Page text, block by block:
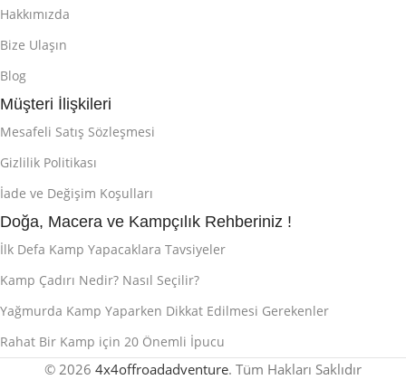
Hakkımızda
Bize Ulaşın
Blog
Müşteri İlişkileri
Mesafeli Satış Sözleşmesi
Gizlilik Politikası
İade ve Değişim Koşulları
Doğa, Macera ve Kampçılık Rehberiniz !
İlk Defa Kamp Yapacaklara Tavsiyeler
Kamp Çadırı Nedir? Nasıl Seçilir?
Yağmurda Kamp Yaparken Dikkat Edilmesi Gerekenler
Rahat Bir Kamp için 20 Önemli İpucu
© 2026 4x4offroadadventure. Tüm Hakları Saklıdır